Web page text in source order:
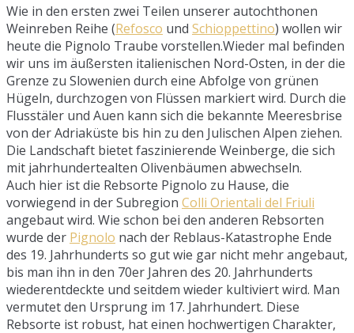
Wie in den ersten zwei Teilen unserer autochthonen
Weinreben Reihe (Refosco und Schioppettino) wollen wir
heute die Pignolo Traube vorstellen.Wieder mal befinden
wir uns im äußersten italienischen Nord-Osten, in der die
Grenze zu Slowenien durch eine Abfolge von grünen
Hügeln, durchzogen von Flüssen markiert wird. Durch die
Flusstäler und Auen kann sich die bekannte Meeresbrise
von der Adriaküste bis hin zu den Julischen Alpen ziehen.
Die Landschaft bietet faszinierende Weinberge, die sich
mit jahrhundertealten Olivenbäumen abwechseln.
Auch hier ist die Rebsorte Pignolo zu Hause, die
vorwiegend in der Subregion Colli Orientali del Friuli
angebaut wird. Wie schon bei den anderen Rebsorten
wurde der Pignolo nach der Reblaus-Katastrophe Ende
des 19. Jahrhunderts so gut wie gar nicht mehr angebaut,
bis man ihn in den 70er Jahren des 20. Jahrhunderts
wiederentdeckte und seitdem wieder kultiviert wird. Man
vermutet den Ursprung im 17. Jahrhundert. Diese
Rebsorte ist robust, hat einen hochwertigen Charakter,